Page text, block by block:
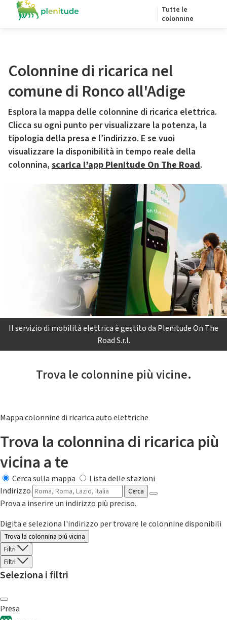
Tutte le
colonnine
Colonnine di ricarica nel
comune di Ronco all'Adige
Esplora la mappa delle colonnine di ricarica elettrica.
Clicca su ogni punto per visualizzare la potenza, la
tipologia della presa e l’indirizzo. E se vuoi
visualizzare la disponibilità in tempo reale della
colonnina, scarica l’app Plenitude On The Road.
Il servizio di mobilità elettrica è gestito da Plenitude On The
Road S.r.l.
Trova le colonnine più vicine.
Mappa colonnine di ricarica auto elettriche
Trova la colonnina di ricarica più
vicina a te
Cerca sulla mappa
Lista delle stazioni
Indirizzo
Cerca
Prova a inserire un indirizzo più preciso.
Digita e seleziona l'indirizzo per trovare le colonnine disponibili
Trova la colonnina piú vicina
Filtri
Filtri
Seleziona i filtri
Presa